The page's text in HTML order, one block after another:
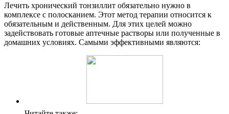
Лечить хронический тонзиллит обязательно нужно в
комплексе с полосканием. Этот метод терапии относится к
обязательным и действенным. Для этих целей можно
задействовать готовые аптечные растворы или полученные в
домашних условиях. Самыми эффективными являются: